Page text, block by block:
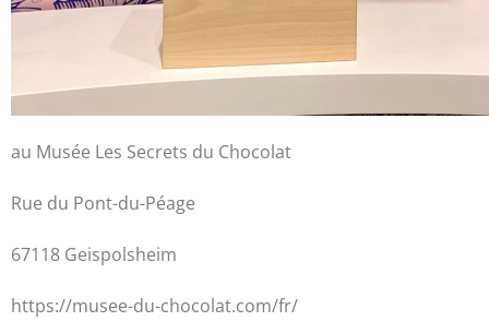
au Musée Les Secrets du Chocolat
Rue du Pont-du-Péage
67118 Geispolsheim
https://musee-du-chocolat.com/fr/